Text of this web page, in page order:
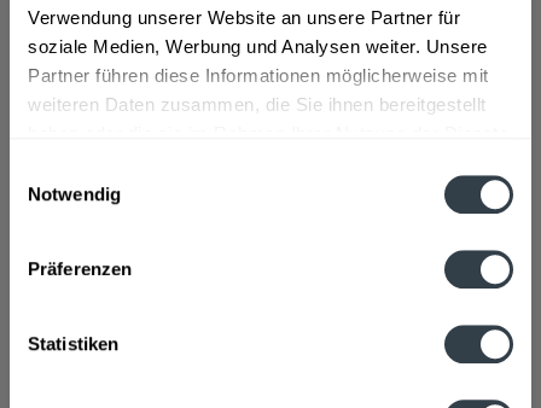
Verwendung unserer Website an unsere Partner für
soziale Medien, Werbung und Analysen weiter. Unsere
Partner führen diese Informationen möglicherweise mit
weiteren Daten zusammen, die Sie ihnen bereitgestellt
Notwendig
Präferenzen
Statistiken
Vorrätig
In den Warenkorb
mehr
Henkel AG & Co. KGaA, Henkelstraße 67, 40589 Düsseldorf